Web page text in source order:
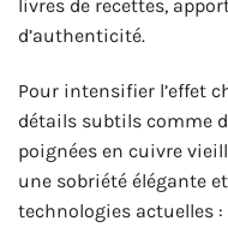
livres de recettes,
d’authenticité.
Pour intensifier l’effet
détails subtils comme
poignées en cuivre
une sobriété élégante
technologies actuelles